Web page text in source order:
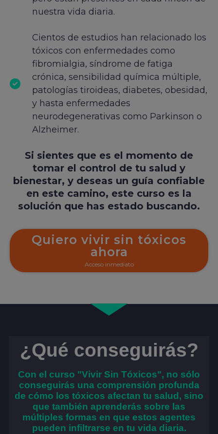
nuestra vida diaria.
Cientos de estudios han relacionado los
tóxicos con enfermedades como
fibromialgia, síndrome de fatiga
crónica, sensibilidad química múltiple,
patologías tiroideas, diabetes, obesidad,
y hasta enfermedades
neurodegenerativas como Parkinson o
Alzheimer.
Si sientes que es el momento de
tomar el control de tu salud y
bienestar, y deseas un guía confiable
en este camino, este curso es la
solución que has estado buscando.
Quiero vivir sin tóxicos
ahora
Acceso inmediato
¿Qué conseguirás?
Con el curso "Vivir Sin Tóxicos", no sólo
conseguirás una comprensión profunda
de cómo los tóxicos afectan tu salud, sino
que también aprenderás sobre las
múltiples formas en que estos agentes
pueden infiltrarse en tu vida diaria.